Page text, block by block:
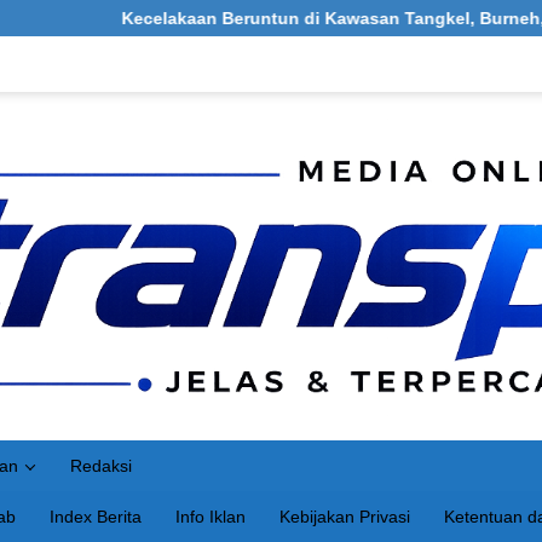
Beruntun di Kawasan Tangkel, Burneh, Bangkalan:
Redaksi
Index Berita Info Iklan Kebijakan Privasi Ketentuan